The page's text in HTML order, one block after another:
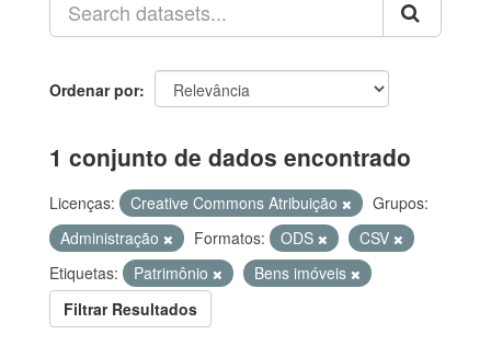
Ordenar por
1 conjunto de dados encontrado
Licenças: Creative Commons Atribuição
Grupos:
Administração
Formatos: ODS
CSV
Etiquetas:
Patrimônio
Bens imóveis
Filtrar Resultados